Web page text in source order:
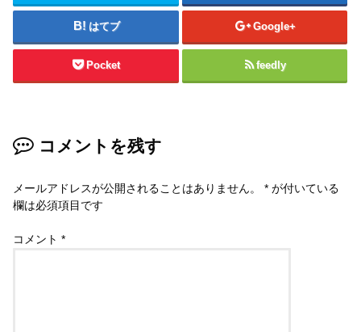
はてブ Google+
Pocket feedly
コメントを残す
メールアドレスが公開されることはありません。 * が付いている
欄は必須項目です
コメント*